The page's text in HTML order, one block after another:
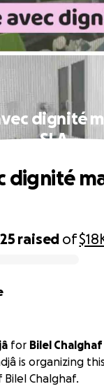
dignité
SLA
raised of
dignité
for Bilel Chalghaf
is organizing
Chalghaf.